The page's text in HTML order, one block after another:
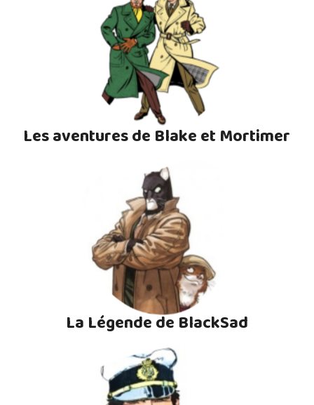
Les aventures de Blake et Mortimer
La Légende de BlackSad